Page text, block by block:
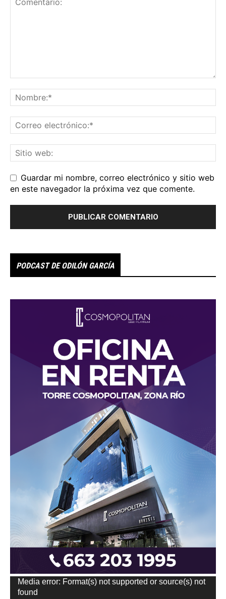
Guardar mi nombre, correo electrónico y sitio web
en este navegador la próxima vez que comente.
PODCAST DE ODILÓN GARCÍA
Reproductor
de
Media error: Format(s) not supported or source(s) not
found